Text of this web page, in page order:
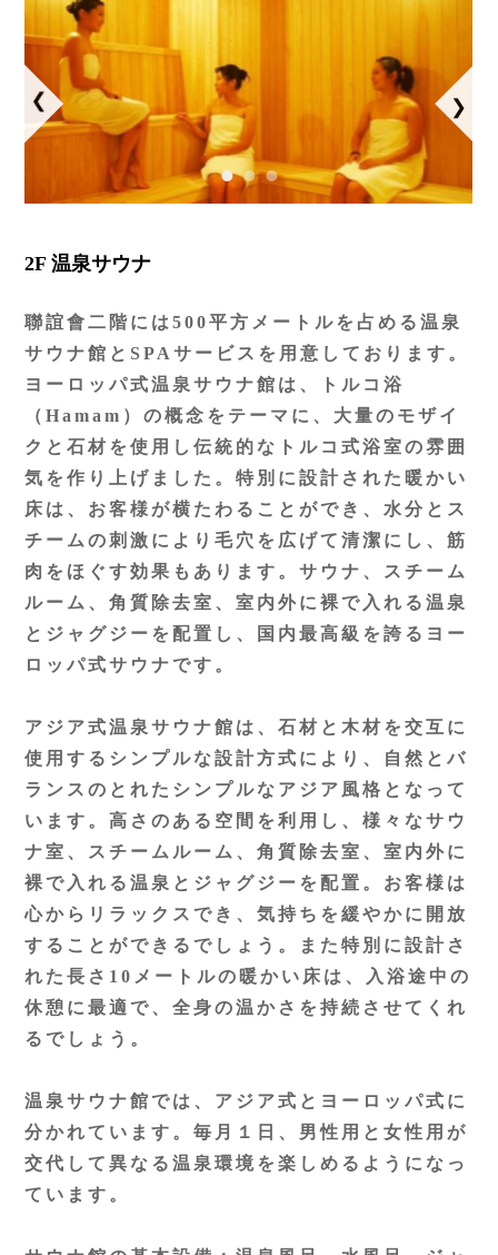
2F 温泉サウナ
聯誼會二階には500平方メートルを占める温泉
サウナ館とSPAサービスを用意しております。
ヨーロッパ式温泉サウナ館は、トルコ浴
（Hamam）の概念をテーマに、大量のモザイ
クと石材を使用し伝統的なトルコ式浴室の雰囲
気を作り上げました。特別に設計された暖かい
床は、お客様が横たわることができ、水分とス
チームの刺激により毛穴を広げて清潔にし、筋
肉をほぐす効果もあります。サウナ、スチーム
ルーム、角質除去室、室内外に裸で入れる温泉
とジャグジーを配置し、国内最高級を誇るヨー
ロッパ式サウナです。
アジア式温泉サウナ館は、石材と木材を交互に
使用するシンプルな設計方式により、自然とバ
ランスのとれたシンプルなアジア風格となって
います。高さのある空間を利用し、様々なサウ
ナ室、スチームルーム、角質除去室、室内外に
裸で入れる温泉とジャグジーを配置。お客様は
心からリラックスでき、気持ちを緩やかに開放
することができるでしょう。また特別に設計さ
れた長さ10メートルの暖かい床は、入浴途中の
休憩に最適で、全身の温かさを持続させてくれ
るでしょう。
温泉サウナ館では、アジア式とヨーロッパ式に
分かれています。毎月１日、男性用と女性用が
交代して異なる温泉環境を楽しめるようになっ
ています。